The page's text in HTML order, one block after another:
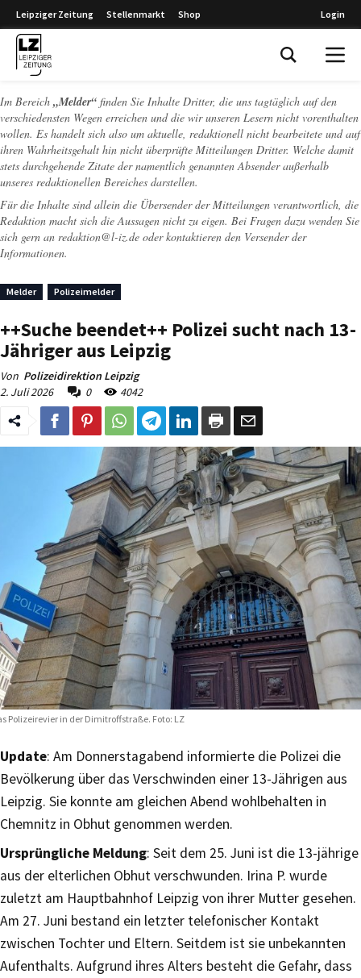
Leipziger Zeitung Stellenmarkt Shop Login
Im Bereich „Melder“ finden Sie Inhalte Dritter, die uns tagtäglich auf den
verschiedensten Wegen erreichen und die wir unseren Lesern nicht vorenthalten
wollen. Es handelt sich also um aktuelle, redaktionell nicht bearbeitete und auf
ihren Wahrheitsgehalt hin nicht überprüfte Mitteilungen Dritter. Welche damit
stets durchgehende Zitate der namentlich genannten Absender außerhalb
unseres redaktionellen Bereiches darstellen.
Für die Inhalte sind allein die Übersender der Mitteilungen verantwortlich, die
Redaktion macht sich die Aussagen nicht zu eigen. Bei Fragen dazu wenden Sie
sich gern an redaktion@l-iz.de oder kontaktieren den Versender der
Informationen.
Melder Polizeimelder
++Suche beendet++ Polizei sucht nach 13-
Jähriger aus Leipzig
Von Polizeidirektion Leipzig
2. Juli 2026
0 4042
Polizeirevier in der Dimitroffstraße. Foto: LZ
Update: Am Donnerstagabend informierte die Polizei die
Bevölkerung über das Verschwinden einer 13-Jährigen aus
Leipzig. Sie konnte am gleichen Abend wohlbehalten in
Chemnitz in Obhut genommen werden.
Ursprüngliche Meldung: Seit dem 25. Juni ist die 13-jährige
aus der elterlichen Obhut verschwunden. Irina P. wurde
zuletzt am Hauptbahnhof Leipzig von ihrer Mutter gesehen.
Am 27. Juni bestand ein letzter telefonischer Kontakt
zwischen Tochter und Eltern. Seitdem ist sie unbekannten
Aufenthalts. Aufgrund ihres Alters besteht die Gefahr, dass